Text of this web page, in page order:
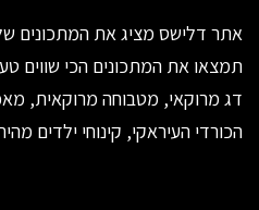
אתר דלישס מציג את המתכונים
תמצאו את המתכונים הכי שווים
דג מרוקאי, מטבוחה מרוקאית,
הכורדי העיראקי, קינוחי ילדים